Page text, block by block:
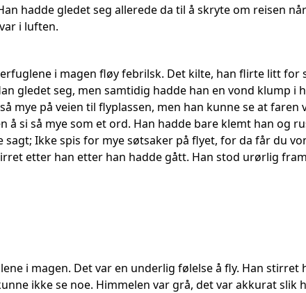
hadde gledet seg allerede da til å skryte om reisen
i luften.
i magen fløy febrilsk. Det kilte, han flirte litt for
gledet seg, men samtidig hadde han en vond klump i
mye på veien til flyplassen, men han kunne se at
å si så mye som et ord. Han hadde bare klemt han og
Ikke spis for mye søtsaker på flyet, for da får du
etter han etter han hadde gått. Han stod urørlig
i magen. Det var en underlig følelse å fly. Han
ikke se noe. Himmelen var grå, det var akkurat slik